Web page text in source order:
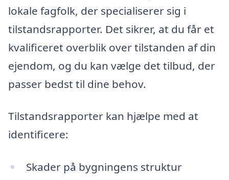
lokale fagfolk, der specialiserer sig i
tilstandsrapporter. Det sikrer, at du får et
kvalificeret overblik over tilstanden af din
ejendom, og du kan vælge det tilbud, der
passer bedst til dine behov.
Tilstandsrapporter kan hjælpe med at
identificere:
Skader på bygningens struktur